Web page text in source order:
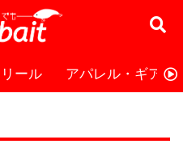
リール アパレル・ギア